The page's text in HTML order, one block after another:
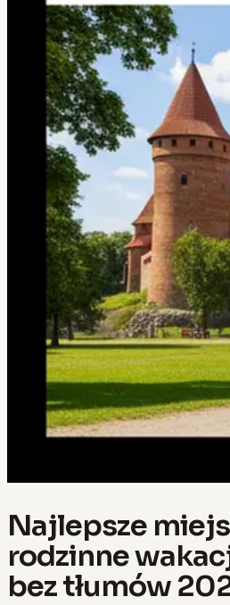
Najlepsze
rodzinne
bez tłumów